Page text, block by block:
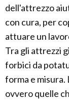
dell'attrezzo
con cura, per
attuare un
Tra gli attrezzi
forbici da
forma e misura.
ovvero quelle